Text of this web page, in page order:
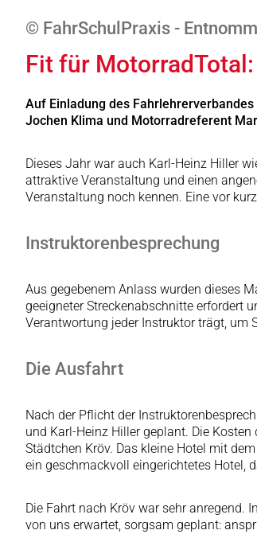
© FahrSchulPraxis -
Fit für
Auf Einladung des
Jochen Klima und Motorradreferent
Dieses Jahr war auch Karl-Heinz Hiller
attraktive Veranstaltung und einen
Veranstaltung noch kennen. Eine vor
Instruktorenbesprechung
Aus gegebenem Anlass wurden dieses
geeigneter Streckenabschnitte erfordert
Verantwortung jeder Instruktor trägt, um
Die Ausfahrt
Nach der Pflicht der
und Karl-Heinz Hiller geplant. Die
Städtchen Kröv. Das kleine Hotel mit
ein geschmackvoll eingerichtetes Hotel,
Die Fahrt nach Kröv war sehr anregend.
von uns erwartet, sorgsam geplant: